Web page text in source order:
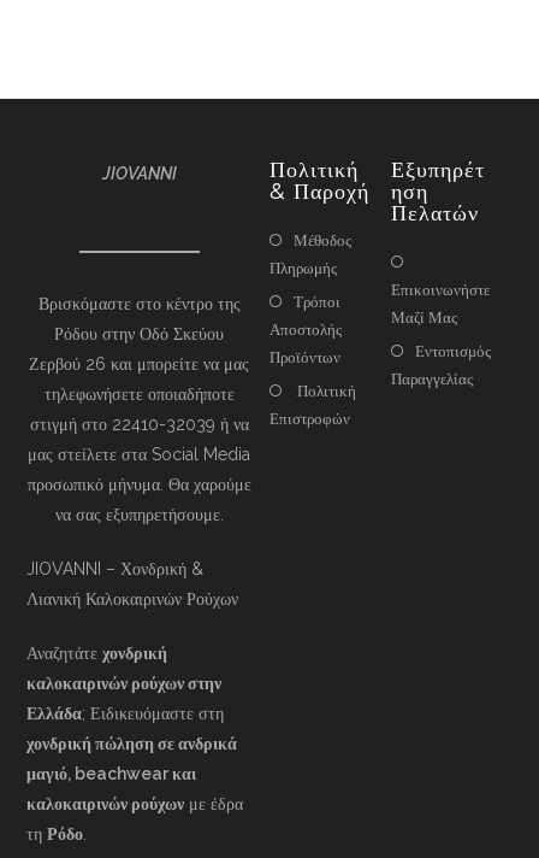
JIOVANNI
Βρισκόμαστε στο κέντρο της
Ρόδου στην Οδό Σκεύου
Ζερβού 26 και μπορείτε να μας
τηλεφωνήσετε οποιαδήποτε
στιγμή στο 22410-32039 ή να
μας στείλετε στα Social Media
προσωπικό μήνυμα. Θα χαρούμε
να σας εξυπηρετήσουμε.
JIOVANNI – Χονδρική &
Λιανική Καλοκαιρινών Ρούχων
Αναζητάτεχονδρική
καλοκαιρινών ρούχων στην
Ελλάδα; Ειδικευόμαστε στη
χονδρική πώληση σε ανδρικά
μαγιό, beachwear και
καλοκαιρινών ρούχων με έδρα
τηΡόδο
Πολιτική
& Παροχή
Μέθοδος
Πληρωμής
Τρόποι
Αποστολής
Προϊόντων
Πολιτική
Επιστροφών
Εξυπηρέτ
Ηση
Πελατών
Επικοινωνήστε
Μαζί Μας
Εντοπισμός
Παραγγελίας